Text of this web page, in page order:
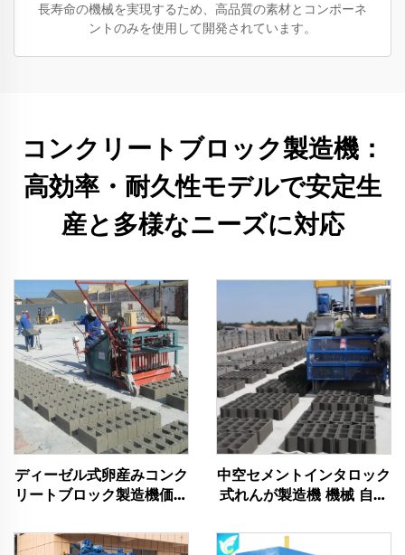
長寿命の機械を実現するため、高品質の素材とコンポーネ
ントのみを使用して開発されています。
コンクリートブロック製造機：
高効率・耐久性モデルで安定生
産と多様なニーズに対応
ディーゼル式卵産みコンク
リートブロック製造機価格
ロック成型機
中空セメントインタロック
式れんが製造機 機械 自動
ク製造機